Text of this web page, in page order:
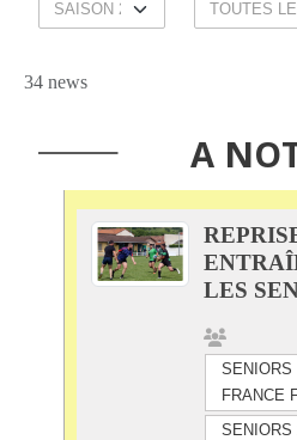
34 news
A
LES
SENIORS
FRANCE
SENIORS